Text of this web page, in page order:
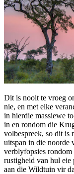
Dit is nooit te vroeg
nie, en met elke
in hierdie massiewe
in en rondom die
volbespreek, so dit is
uitspan in die noorde
verblyfopsies
rustigheid van hul eie
aan die Wildtuin vir